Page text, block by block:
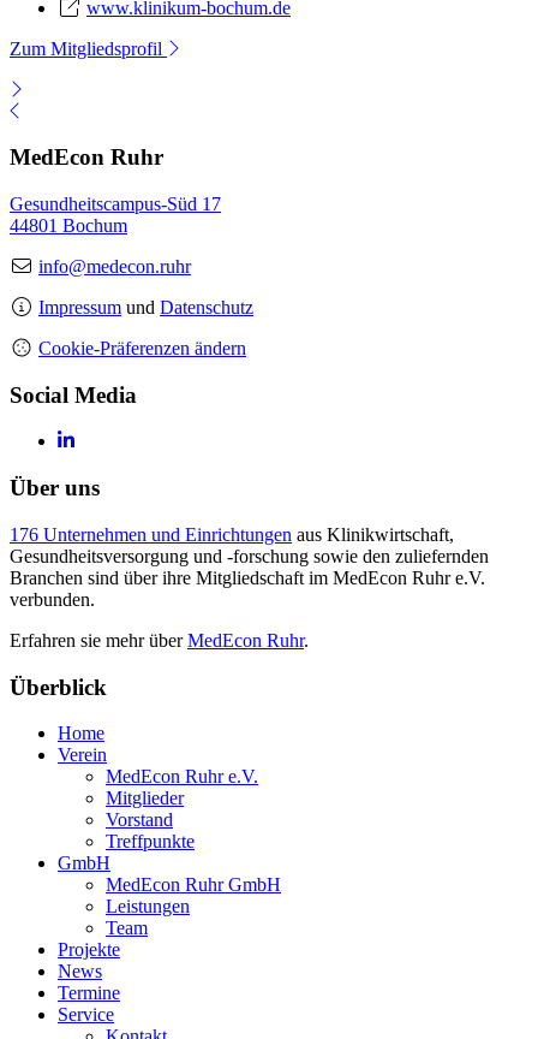
www.klinikum-bochum.de
Zum Mitgliedsprofil
MedEcon Ruhr
Gesundheitscampus-Süd 17
44801 Bochum
info@medecon.ruhr
Impressum und Datenschutz
Cookie-Präferenzen ändern
Social Media
Über uns
176 Unternehmen und Einrichtungen aus Klinikwirtschaft,
Gesundheitsversorgung und -forschung sowie den zuliefernden
Branchen sind über ihre Mitgliedschaft im MedEcon Ruhr e.V.
verbunden.
Erfahren sie mehr überMedEcon Ruhr.
Überblick
Home
Verein
MedEcon Ruhr e.V.
Mitglieder
Vorstand
Treffpunkte
GmbH
MedEcon Ruhr GmbH
Leistungen
Team
Projekte
News
Termine
Service